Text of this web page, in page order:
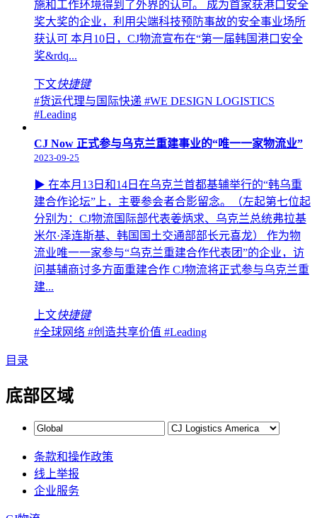
施和工作环境得到了外界的认可。 成为首家获港口安全
奖大奖的企业，利用尖端科技预防事故的安全事业场所
获认可 本月10日，CJ物流宣布在“第一届韩国港口安全
奖&rdq...
下文快捷键
#货运代理与国际快递 #WE DESIGN LOGISTICS
#Leading
CJ Now 正式参与乌克兰重建事业的“唯一一家物流业”
2023-09-25
▶ 在本月13日和14日在乌克兰首都基辅举行的“韩乌重
建合作论坛”上，主要参会者合影留念。（左起第七位起
分别为：CJ物流国际部代表姜炳求、乌克兰总统弗拉基
米尔·泽连斯基、韩国国土交通部部长元喜龙） 作为物
流业唯一一家参与“乌克兰重建合作代表团”的企业，访
问基辅商讨多方面重建合作 CJ物流将正式参与乌克兰重
建...
上文快捷键
#全球网络 #创造共享价值 #Leading
目录
底部区域
条款和操作政策
线上举报
企业服务